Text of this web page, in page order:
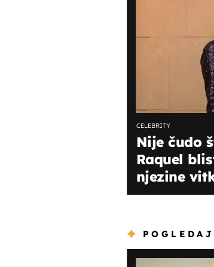
CELEBRITY
Nije čudo
Raquel
njezine
POGLEDAJ